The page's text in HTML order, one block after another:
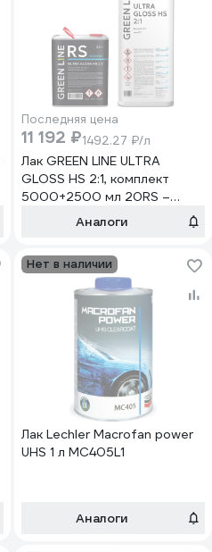
Последняя цена
11 192 ₽1492.27 ₽/л
Лак GREEN LINE ULTRA
GLOSS HS 2:1, комплект
5000+2500 мл 20RS –
5000 – UGHS (комплект)
Аналоги
Нет в наличии
Лак Lechler Macrofan power
UHS 1 л MC405L1
Аналоги